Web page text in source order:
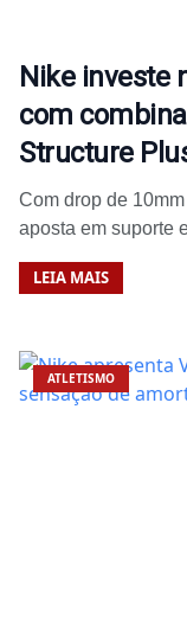
Nike investe
com
Structure
Com drop de
aposta em suporte
LEIA MAIS
ATLETISMO